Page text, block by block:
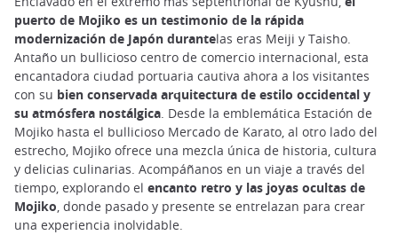
puerto de Mojiko es un testimonio de la rápida
modernización de Japón durantelas eras Meiji y Taisho.
Antaño un bullicioso centro de comercio internacional, esta
encantadora ciudad portuaria cautiva ahora a los visitantes
con su bien conservada arquitectura de estilo occidental y
su atmósfera nostálgica. Desde la emblemática Estación de
Mojiko hasta el bullicioso Mercado de Karato, al otro lado del
estrecho, Mojiko ofrece una mezcla única de historia, cultura
y delicias culinarias. Acompáñanos en un viaje a través del
tiempo, explorando el encanto retro y las joyas ocultas de
Mojiko, donde pasado y presente se entrelazan para crear
una experiencia inolvidable.